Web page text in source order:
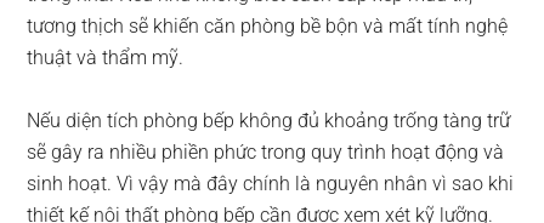
tương thịch sẽ khiến căn phòng bề bộn và mất tính nghệ
thuật và thẩm mỹ.
Nếu diện tích phòng bếp không đủ khoảng trống tàng trữ
sẽ gây ra nhiều phiền phức trong quy trình hoạt động và
sinh hoạt. Vì vậy mà đây chính là nguyên nhân vì sao khi
thiết kế nội thất phòng bếp cần được xem xét kỹ lưỡng.